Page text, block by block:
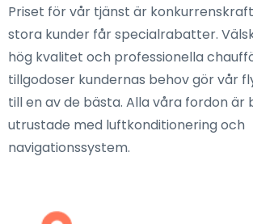
Priset för vår tjänst är
stora kunder får specialrabatter.
hög kvalitet och professionella
tillgodoser kundernas behov gör vår
till en av de bästa. Alla våra fordon är
utrustade med luftkonditionering och
navigationssystem.